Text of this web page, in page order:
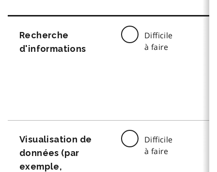
Recherche
d'informations
Difficile
à faire
Visualisation de
données (par
exemple,
Difficile
à faire